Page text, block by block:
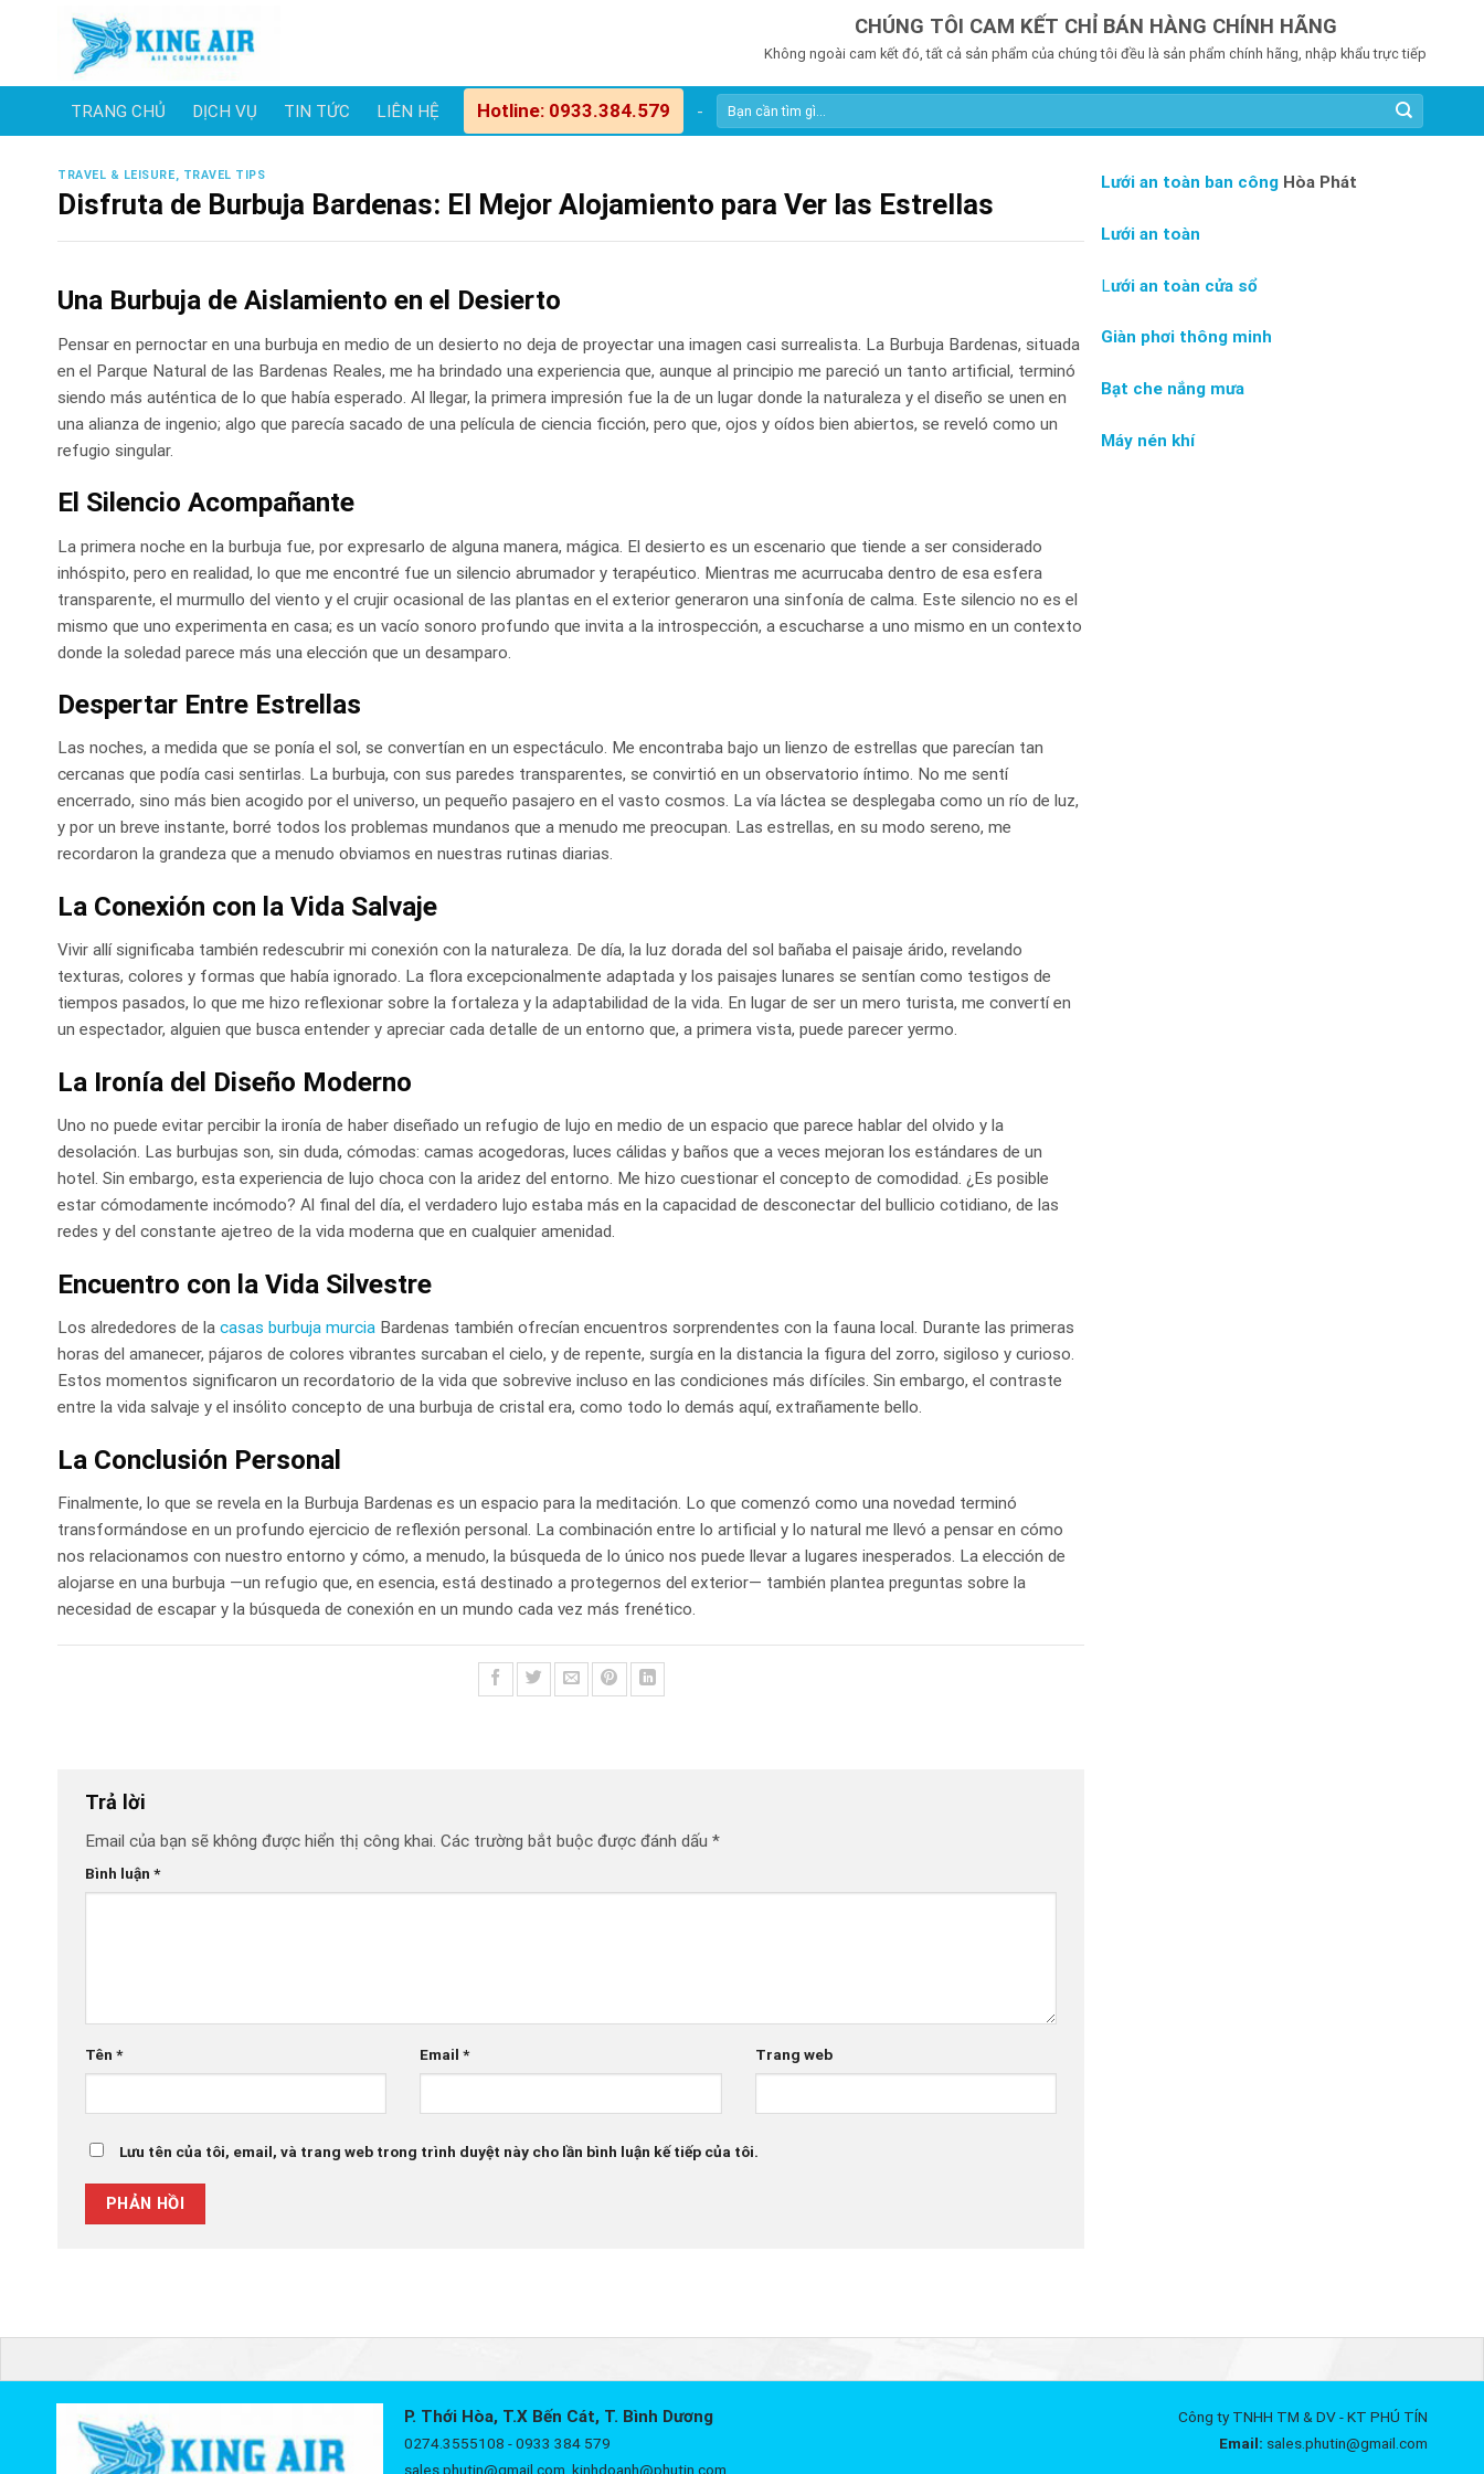
CHÚNG TÔI CAM KẾT CHỈ BÁN HÀNG CHÍNH HÃNG
Không ngoài cam kết đó, tất cả sản phẩm của chúng tôi đều là sản phẩm chính hãng, nhập khẩu trực tiếp
TRANG CHỦ DỊCH VỤ TIN TỨC LIÊN HỆ Hotline: 0933.384.579 -
TRAVEL & LEISURE, TRAVEL TIPS
Disfruta de Burbuja Bardenas: El Mejor Alojamiento para Ver las Estrellas
Una Burbuja de Aislamiento en el Desierto
Pensar en pernoctar en una burbuja en medio de un desierto no deja de proyectar una imagen casi surrealista. La Burbuja Bardenas, situada
en el Parque Natural de las Bardenas Reales, me ha brindado una experiencia que, aunque al principio me pareció un tanto artificial, terminó
siendo más auténtica de lo que había esperado. Al llegar, la primera impresión fue la de un lugar donde la naturaleza y el diseño se unen en
una alianza de ingenio; algo que parecía sacado de una película de ciencia ficción, pero que, ojos y oídos bien abiertos, se reveló como un
refugio singular.
El Silencio Acompañante
La primera noche en la burbuja fue, por expresarlo de alguna manera, mágica. El desierto es un escenario que tiende a ser considerado
inhóspito, pero en realidad, lo que me encontré fue un silencio abrumador y terapéutico. Mientras me acurrucaba dentro de esa esfera
transparente, el murmullo del viento y el crujir ocasional de las plantas en el exterior generaron una sinfonía de calma. Este silencio no es el
mismo que uno experimenta en casa; es un vacío sonoro profundo que invita a la introspección, a escucharse a uno mismo en un contexto
donde la soledad parece más una elección que un desamparo.
Despertar Entre Estrellas
Las noches, a medida que se ponía el sol, se convertían en un espectáculo. Me encontraba bajo un lienzo de estrellas que parecían tan
cercanas que podía casi sentirlas. La burbuja, con sus paredes transparentes, se convirtió en un observatorio íntimo. No me sentí
encerrado, sino más bien acogido por el universo, un pequeño pasajero en el vasto cosmos. La vía láctea se desplegaba como un río de luz,
y por un breve instante, borré todos los problemas mundanos que a menudo me preocupan. Las estrellas, en su modo sereno, me
recordaron la grandeza que a menudo obviamos en nuestras rutinas diarias.
La Conexión con la Vida Salvaje
Vivir allí significaba también redescubrir mi conexión con la naturaleza. De día, la luz dorada del sol bañaba el paisaje árido, revelando
texturas, colores y formas que había ignorado. La flora excepcionalmente adaptada y los paisajes lunares se sentían como testigos de
tiempos pasados, lo que me hizo reflexionar sobre la fortaleza y la adaptabilidad de la vida. En lugar de ser un mero turista, me convertí en
un espectador, alguien que busca entender y apreciar cada detalle de un entorno que, a primera vista, puede parecer yermo.
La Ironía del Diseño Moderno
Uno no puede evitar percibir la ironía de haber diseñado un refugio de lujo en medio de un espacio que parece hablar del olvido y la
desolación. Las burbujas son, sin duda, cómodas: camas acogedoras, luces cálidas y baños que a veces mejoran los estándares de un
hotel. Sin embargo, esta experiencia de lujo choca con la aridez del entorno. Me hizo cuestionar el concepto de comodidad. ¿Es posible
estar cómodamente incómodo? Al final del día, el verdadero lujo estaba más en la capacidad de desconectar del bullicio cotidiano, de las
redes y del constante ajetreo de la vida moderna que en cualquier amenidad.
Encuentro con la Vida Silvestre
Los alrededores de la casas burbuja murcia Bardenas también ofrecían encuentros sorprendentes con la fauna local. Durante las primeras
horas del amanecer, pájaros de colores vibrantes surcaban el cielo, y de repente, surgía en la distancia la figura del zorro, sigiloso y curioso.
Estos momentos significaron un recordatorio de la vida que sobrevive incluso en las condiciones más difíciles. Sin embargo, el contraste
entre la vida salvaje y el insólito concepto de una burbuja de cristal era, como todo lo demás aquí, extrañamente bello.
La Conclusión Personal
Finalmente, lo que se revela en la Burbuja Bardenas es un espacio para la meditación. Lo que comenzó como una novedad terminó
transformándose en un profundo ejercicio de reflexión personal. La combinación entre lo artificial y lo natural me llevó a pensar en cómo
nos relacionamos con nuestro entorno y cómo, a menudo, la búsqueda de lo único nos puede llevar a lugares inesperados. La elección de
alojarse en una burbuja —un refugio que, en esencia, está destinado a protegernos del exterior— también plantea preguntas sobre la
necesidad de escapar y la búsqueda de conexión en un mundo cada vez más frenético.
Trả lời
Email của bạn sẽ không được hiển thị công khai. Các trường bắt buộc được đánh dấu *
Bình luận *
Tên * Email* Trang web
Lưu tên của tôi, email, và trang web trong trình duyệt này cho lần bình luận kế tiếp của tôi.
Lưới an toàn ban công Hòa Phát
Lưới an toàn
Lưới an toàn cửa sổ
Giàn phơi thông minh
Bạt che nắng mưa
Máy nén khí
P. Thới Hòa, T.X Bến Cát, T. Bình Dương
0274.3555108 - 0933 384 579
sales.phutin@gmail.com, kinhdoanh@phutin.com
Công ty TNHH TM & DV - KT PHÚ TÍN
Email: sales.phutin@gmail.com